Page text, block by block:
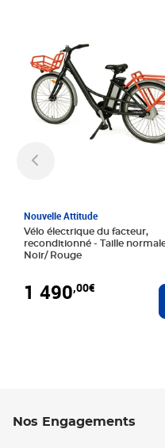
Nouvelle Attitude
Vélo électrique du facteur,
reconditionné - Taille normale -
Noir/ Rouge
1 490,00€
Nos Engagements